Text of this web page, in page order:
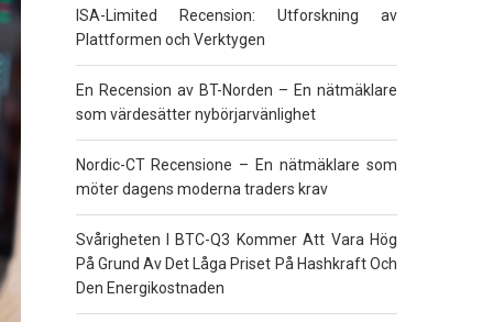
ISA-Limited Recension: Utforskning av
Plattformen och Verktygen
En Recension av BT-Norden – En nätmäklare
som värdesätter nybörjarvänlighet
Nordic-CT Recensione – En nätmäklare som
möter dagens moderna traders krav
Svårigheten I BTC-Q3 Kommer Att Vara Hög
På Grund Av Det Låga Priset På Hashkraft Och
Den Energikostnaden